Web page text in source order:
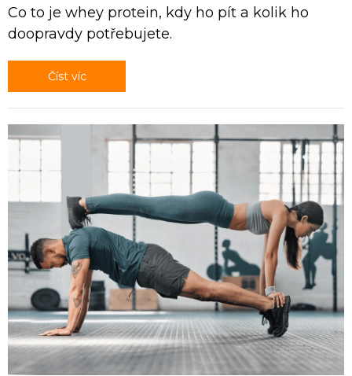
Co to je whey protein, kdy ho pít a kolik ho
doopravdy potřebujete.
Číst víc